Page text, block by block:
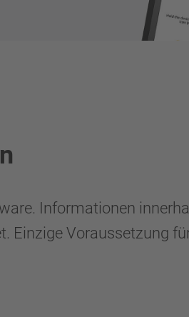
Informationen
Einzige Voraussetzung